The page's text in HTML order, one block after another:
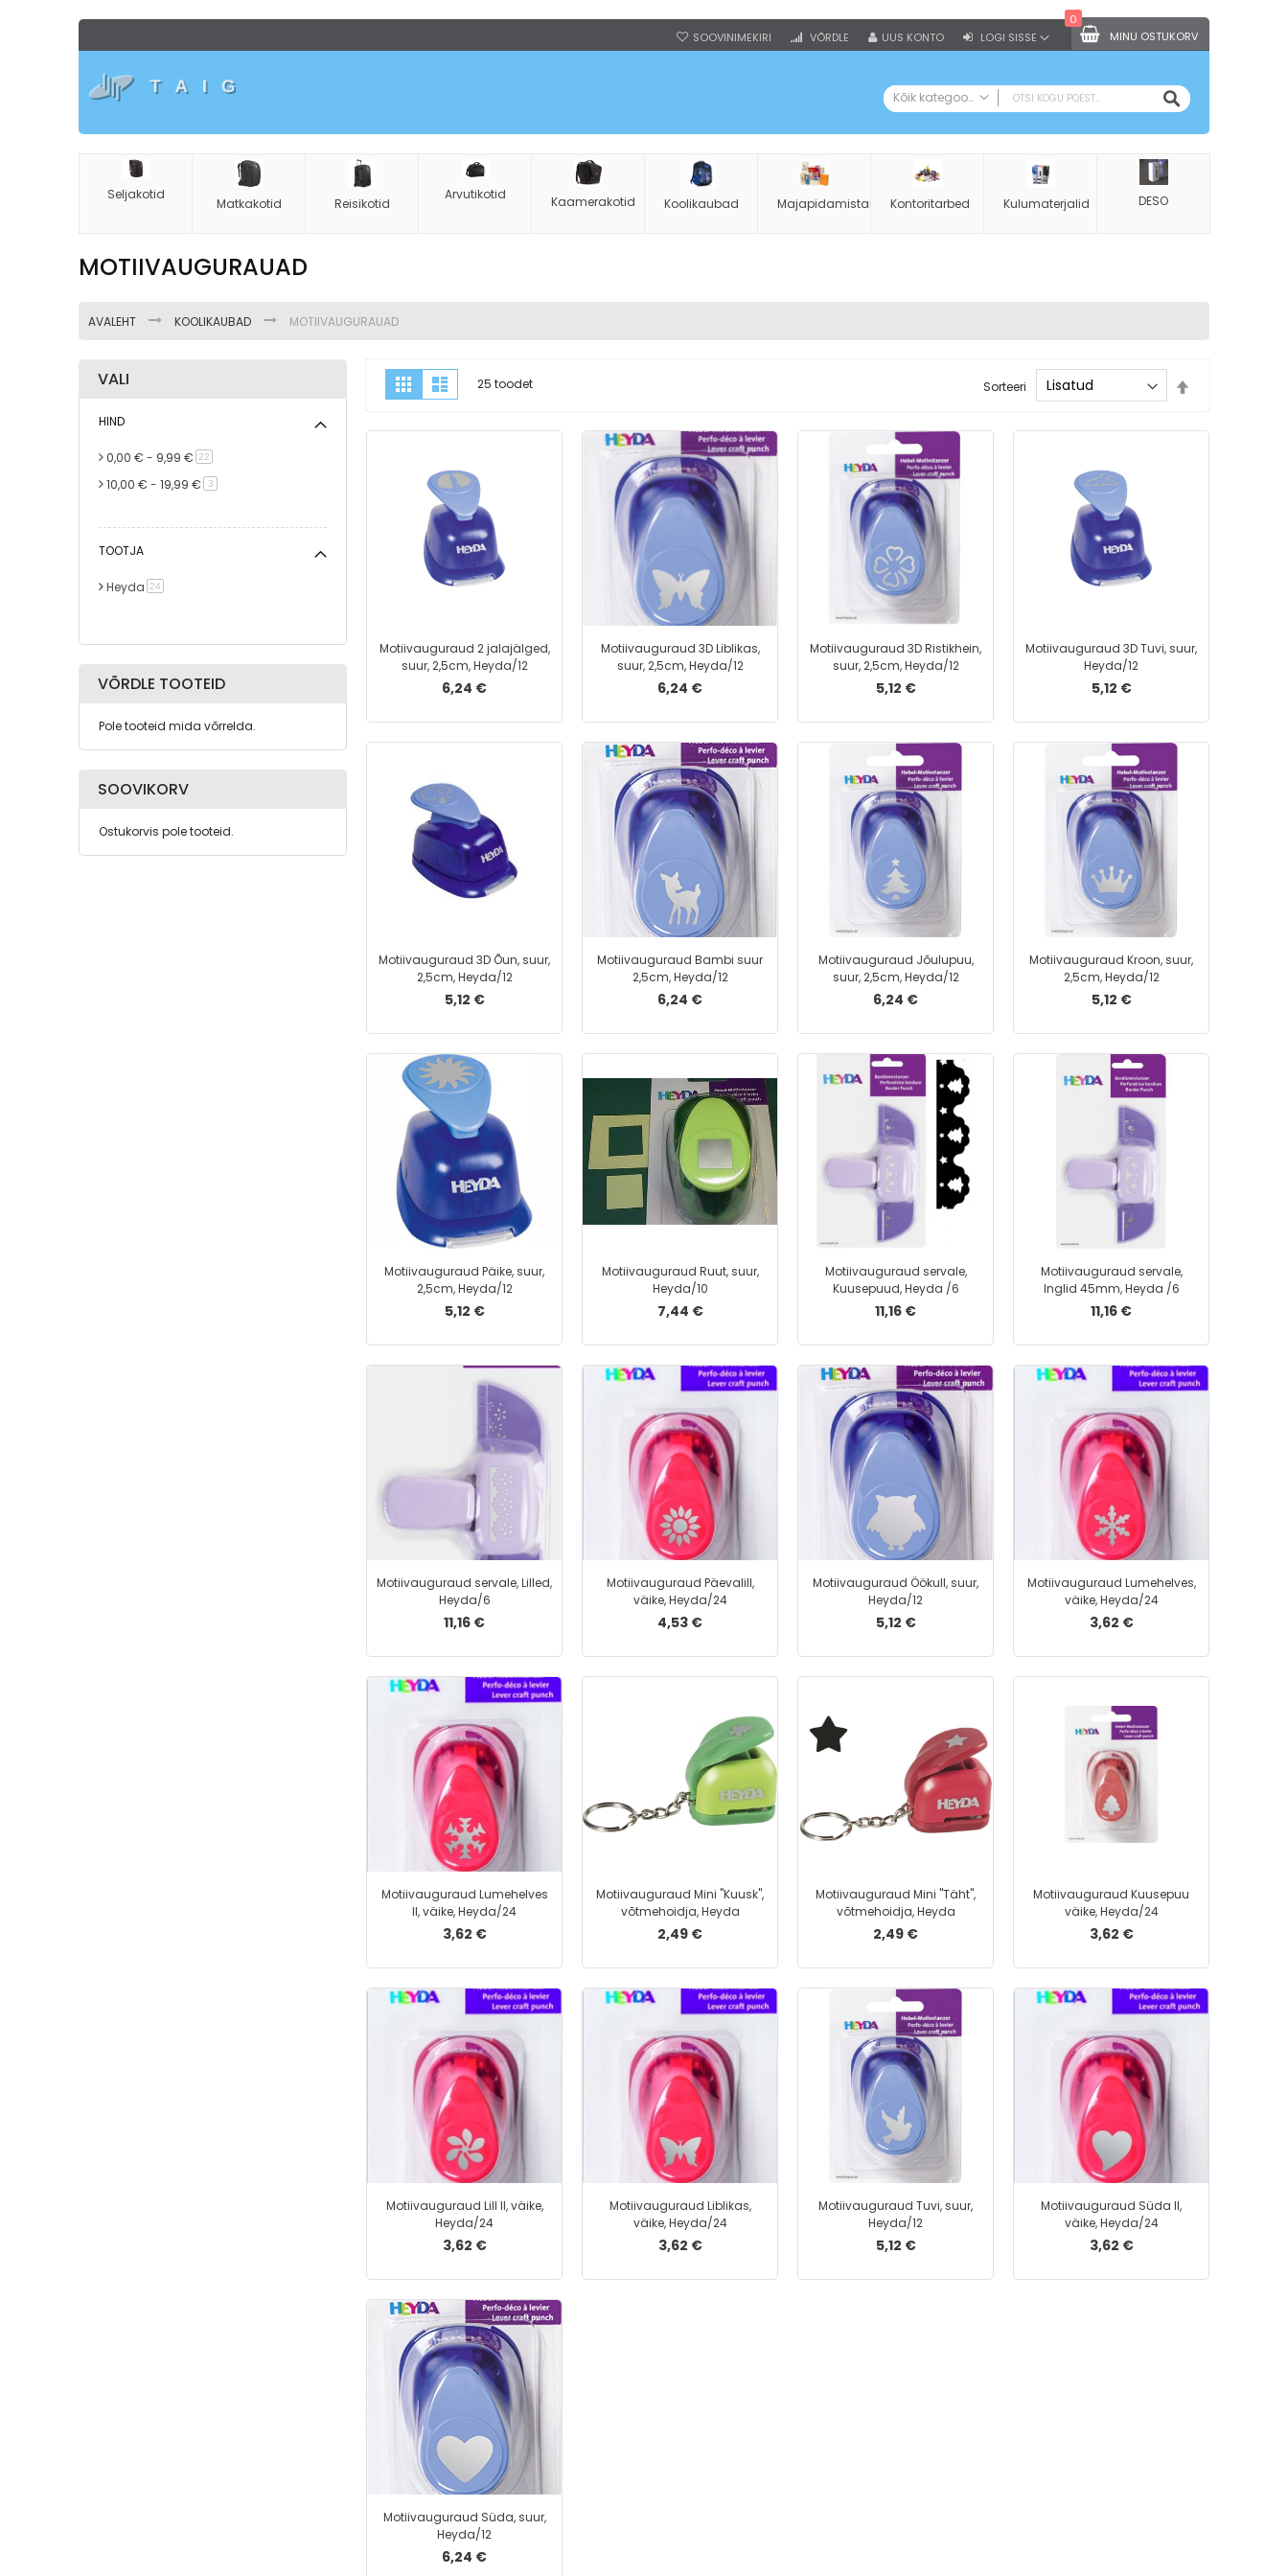
MINU OSTUKORV
0
SOOVINIMEKIRI
VÕRDLE LOGI SISSE
UUS KONTO
Kõik kategooriad
KÕIK KATEGOORIAD
Kontoritarbed
Kustukummid
Liimid
Paberiklambrid
Paberinoad
Rahakummid
Kalkulaatorid
Kleeplindid ja teibid
Hinnapüstoli lindid
Hinnapüstolid
Kleepmassid
Korrektuurvahendid
Näpuniisutajad
Rahakarbid
Templid
Templivärvid
Võtmerõngad
Võtmehoidjad
Registraatorid
Kiirköitjad
Kiilkaaned
Kilekaaned
Kiletaskud
Kirjutusalused
Plastkarp
Kileümbrikud
Rippkaaned
Rippkaantehoidja
Rõngaskaaned
Surumehhanismiga kaaned
Vahelehed
Dokumendikastid
Dokumendihoidjad
Dokumendisahtlid
Märkmepaberialused
Infoalused
Nimesildid ja kaardihoidjad
Pliiatsitopsid ja kirjatarvete alused
Raamatuhoidjad
Sirvimisalused
Visiitkaardihoidjad
Pastapliiatsid
Mehhaanilise pliiatsi südamikud
Pastapliiatsi südamikud
Tindipliiatsid
Tindipliiatsi südamikud
Märkmekuup
Kartong
Kartongkarp
Kartongmapp
Tahvlimarkerid
Permanentmarkerid
Tekstimarkerid
Kalligraafimarkerid
Kleepkiled
Käsikiled
Taskurätikud
Lamineerimiskiled
Kohvikapslid
OTSI
Seljakotid
Matkakotid Reisikotid
Arvutikotid Kaamerakotid Koolikaubad MajapidamistarbedKontoritarbed Kulumaterjalid DESO
MOTIIVAUGURAUAD
AVALEHT KOOLIKAUBAD MOTIIVAUGURAUAD
Kuvamisviis
RuudustikNimekiri
25 toodet Sorteeri
Motiivauguraud 2 jalajälged,
suur, 2,5cm, Heyda/12
6,24 €
Motiivauguraud 3D Liblikas,
suur, 2,5cm, Heyda/12
6,24 €
Motiivauguraud 3D Ristikhein,
suur, 2,5cm, Heyda/12
5,12 €
Motiivauguraud 3D Tuvi, suur,
Heyda/12
5,12 €
Motiivauguraud 3D Õun, suur,
2,5cm, Heyda/12
5,12 €
Motiivauguraud Bambi suur
2,5cm, Heyda/12
6,24 €
Motiivauguraud Jõulupuu,
suur, 2,5cm, Heyda/12
6,24 €
Motiivauguraud Kroon, suur,
2,5cm, Heyda/12
5,12 €
Motiivauguraud Päike, suur,
2,5cm, Heyda/12
5,12 €
Motiivauguraud Ruut, suur,
Heyda/10
7,44 €
Motiivauguraud servale,
Kuusepuud, Heyda /6
11,16 €
Motiivauguraud servale,
Inglid 45mm, Heyda /6
11,16 €
Motiivauguraud servale, Lilled,
Heyda/6
11,16 €
Motiivauguraud Päevalill,
väike, Heyda/24
4,53 €
Motiivauguraud Öökull, suur,
Heyda/12
5,12 €
Motiivauguraud Lumehelves,
väike, Heyda/24
3,62 €
Motiivauguraud Lumehelves
II, väike, Heyda/24
3,62 €
Motiivauguraud Mini ''Kuusk'',
võtmehoidja, Heyda
2,49 €
Motiivauguraud Mini ''Täht'',
võtmehoidja, Heyda
2,49 €
Motiivauguraud Kuusepuu
väike, Heyda/24
3,62 €
Motiivauguraud Lill II, väike,
Heyda/24
3,62 €
Motiivauguraud Liblikas,
väike, Heyda/24
3,62 €
Motiivauguraud Tuvi, suur,
Heyda/12
5,12 €
Motiivauguraud Süda II,
väike, Heyda/24
3,62 €
Motiivauguraud Süda, suur,
Heyda/12
6,24 €
VALI
HIND
0,00 € - 9,99 € 22
10,00 € - 19,99 € 3toode
TOOTJA
Heyda 24
VÕRDLE TOOTEID
Pole tooteid mida võrrelda.
SOOVIKORV
Ostukorvis pole tooteid.